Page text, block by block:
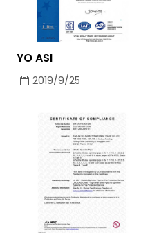
YO ASI
2019/9/25